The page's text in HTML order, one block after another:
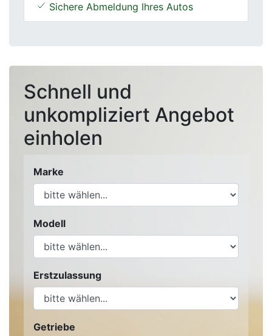
Sichere Abmeldung Ihres Autos
Schnell und
unkompliziert Angebot
einholen
Marke
Modell
Erstzulassung
Getriebe